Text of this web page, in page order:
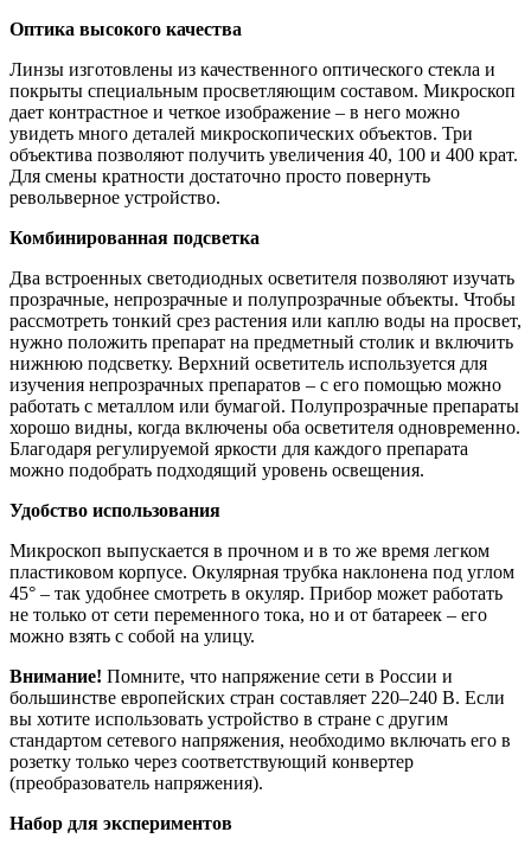
Оптика высокого качества
Линзы изготовлены из качественного оптического стекла и
покрыты специальным просветляющим составом. Микроскоп
дает контрастное и четкое изображение – в него можно
увидеть много деталей микроскопических объектов. Три
объектива позволяют получить увеличения 40, 100 и 400 крат.
Для смены кратности достаточно просто повернуть
револьверное устройство.
Комбинированная подсветка
Два встроенных светодиодных осветителя позволяют изучать
прозрачные, непрозрачные и полупрозрачные объекты. Чтобы
рассмотреть тонкий срез растения или каплю воды на просвет,
нужно положить препарат на предметный столик и включить
нижнюю подсветку. Верхний осветитель используется для
изучения непрозрачных препаратов – с его помощью можно
работать с металлом или бумагой. Полупрозрачные препараты
хорошо видны, когда включены оба осветителя одновременно.
Благодаря регулируемой яркости для каждого препарата
можно подобрать подходящий уровень освещения.
Удобство использования
Микроскоп выпускается в прочном и в то же время легком
пластиковом корпусе. Окулярная трубка наклонена под углом
45° – так удобнее смотреть в окуляр. Прибор может работать
не только от сети переменного тока, но и от батареек – его
можно взять с собой на улицу.
Внимание! Помните, что напряжение сети в России и
большинстве европейских стран составляет 220–240 В. Если
вы хотите использовать устройство в стране с другим
стандартом сетевого напряжения, необходимо включать его в
розетку только через соответствующий конвертер
(преобразователь напряжения).
Набор для экспериментов